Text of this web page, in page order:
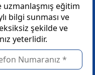
eğitim
bilgi sunması ve
şekilde ve
yeterlidir.